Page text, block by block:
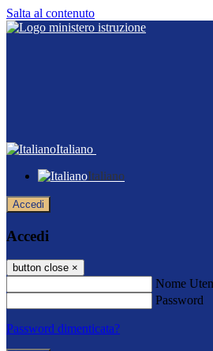
Salta al contenuto
Italiano
Italiano
Accedi
Accedi
button close ×
Nome
Password
Password dimenticata?